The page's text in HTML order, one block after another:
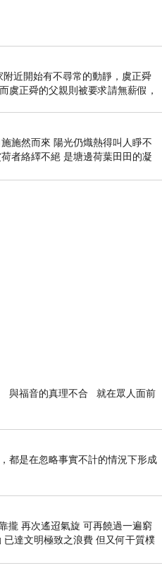
近開始有不尋常的動靜，虞正舜
虞正舜的父親則被要求請無薪假，
施然而來 陽光仍熾熱得叫人睜不
者絡繹不絕 是塘邊荷葉田田的凝
映日荷花別樣紅
福音的真理不合 就在眾人面前
都是在忽略事實不計的情況下形成
攏 再次遙迢氣旋 可再饒過一遍窮
已達文明極致之浪費 但又何干質樸